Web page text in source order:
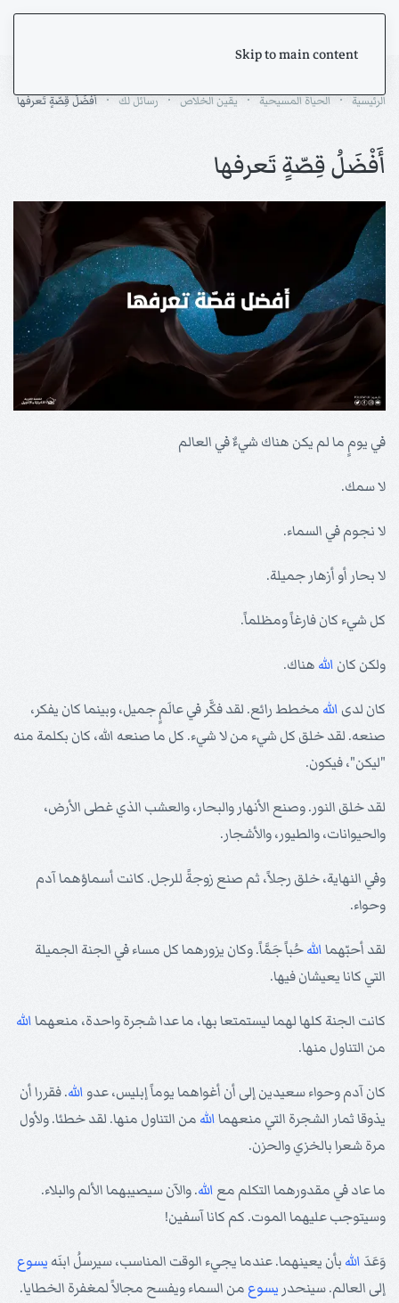
Skip to main content
الرئيسية الحياة المسيحية يقين الخلاص رسائل لك أَفْضَلُ قِصّةٍ تَعرفها
أَفْضَلُ قِصّةٍ تَعرفها
في يومٍ ما لم يكن هناك شيءٌ في العالم
لا سمك.
لا نجوم في السماء.
لا بحار أو أزهار جميلة.
كل شيء كان فارغاً ومظلماً.
ولكن كان الله هناك.
كان لدى الله مخطط رائع. لقد فكَّر في عالَمٍ جميل، وبينما كان يفكر،
صنعه. لقد خلق كل شيء من لا شيء. كل ما صنعه الله، كان بكلمة منه
"ليكن"، فيكون.
لقد خلق النور. وصنع الأنهار والبحار، والعشب الذي غطى الأرض،
والحيوانات، والطيور، والأشجار.
وفي النهاية، خلق رجلاً، ثم صنع زوجةً للرجل. كانت أسماؤهما آدم
وحواء.
لقد أحبّهمااللهحُباً جَمَّاً. وكان يزورهما كل مساء في الجنة الجميلة
التي كانا يعيشان فيها.
كانت الجنة كلها لهما ليستمتعا بها، ما عدا شجرة واحدة، منعهماالله
من التناول منها.
كان آدم وحواء سعيدين إلى أن أغواهما يوماً إبليس، عدو الله. فقررا أن
يذوقا ثمار الشجرة التي منعهماالله من التناول منها. لقد خطئا. ولأول
مرة شعرا بالخزي والحزن.
ما عاد في مقدورهما التكلم مع الله. والآن سيصيبهما الألم والبلاء.
وسيتوجب عليهما الموت. كم كانا آسفين!
وَعَدَ الله بأن يعينهما. عندما يجيء الوقت المناسب، سيرسلُ ابنَه يسوع
إلى العالم. سينحدر يسوع من السماء ويفسح مجالاً لمغفرة الخطايا.